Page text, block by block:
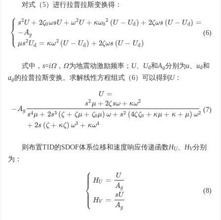
对式（5）进行拉普拉斯变换得：
⎧
⎩
⎨⎪
⎪
s2U + 2ζ0ωsU + ω2U + κω0
2 (U − Ud) + 2ζωs (U − Ud) =
−Ag
μs2Ud = κω2 (U − Ud) + 2ζωs (U − Ud)
{s 2U+2ζ U−U
(6)
式中， s=iΩ
Ω， Ω
Ω为地震动激励频率； U、 Ud和Ag分别为u、 ud和
ag的拉普拉斯变换。求解线性方程组式（6）可以得到 U：
U =
− Ag
s2 μ + 2ζsω + κω2
s4μ + 2s3 (ζ + ζμ + ζ0μ) ω + s2 (4ζζ0 + κμ + κ + μ) ω2
+ 2s (ζ + κζ) ω3 + κω4
ζ+ μ+
(7)
则布置TID的SDOF体系位移和速度响应传递函数HU、 HV分别
为：
⎧
⎩
⎨
⎪
⎪
⎪
⎪
⎪⎪
HU =
U
Ag
HV =
sU
Ag
{ HV (8)